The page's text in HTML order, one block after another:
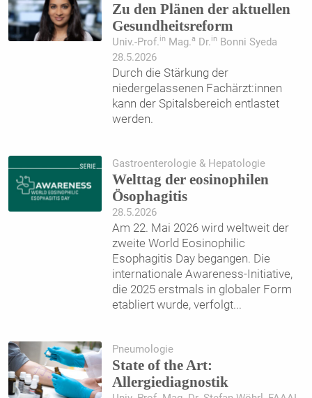
Zu den Plänen der aktuellen
Gesundheitsreform
Univ.-Prof.inMag.a Dr.inBonni Syeda
28.5.2026
Durch die Stärkung der
niedergelassenen Fachärzt:innen
kann der Spitalsbereich entlastet
werden.
Gastroenterologie & Hepatologie
Welttag der eosinophilen
Ösophagitis
28.5.2026
Am 22. Mai 2026 wird weltweit der
zweite World Eosinophilic
Esophagitis Day begangen. Die
internationale Awareness-Initiative,
die 2025 erstmals in globaler Form
etabliert wurde, verfolgt...
Pneumologie
State of the Art:
Allergiediagnostik